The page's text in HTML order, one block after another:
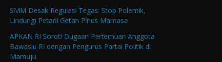
SMM Desak Regulasi Tegas: Stop Polemik,
Lindungi Petani Getah Pinus Mamasa
APKAN RI Soroti Dugaan Pertemuan Anggota
Bawaslu RI dengan Pengurus Partai Politik di
Mamuju